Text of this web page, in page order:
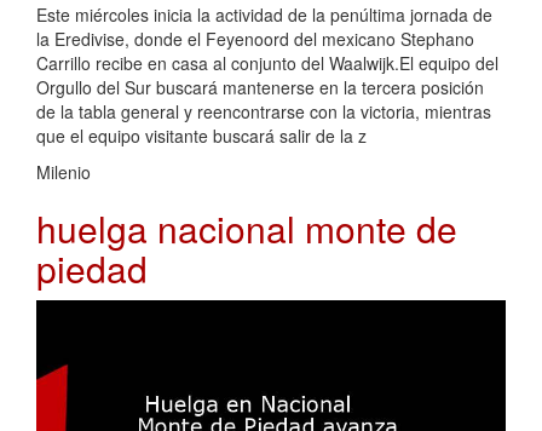
Este miércoles inicia la actividad de la penúltima jornada de
la Eredivise, donde el Feyenoord del mexicano Stephano
Carrillo recibe en casa al conjunto del Waalwijk.El equipo del
Orgullo del Sur buscará mantenerse en la tercera posición
de la tabla general y reencontrarse con la victoria, mientras
que el equipo visitante buscará salir de la z
Milenio
huelga nacional monte de
piedad